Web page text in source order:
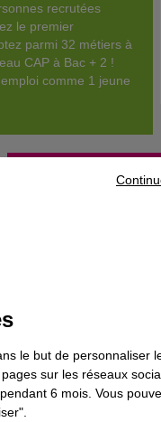
recrutées
le premier
parmi 32 métiers à
CAP à Bac + 2 !
comme 1 jeune
Découvrir
e d'entreprise bâtiment
finition ou autre
immobilières
travaux de
elle assure les activités
en matière de sécurité)
les suivantes :
le but de personnaliser
sur les réseaux
6 mois. Vous